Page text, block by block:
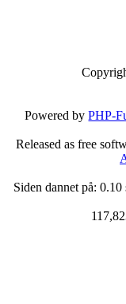
Powered byPHP-
Released as free
Siden dannet på: